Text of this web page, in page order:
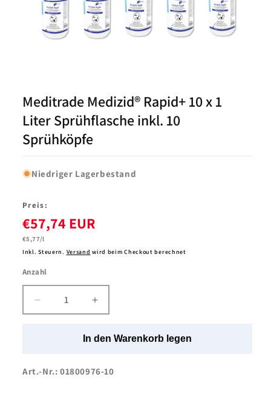
ModalMeditrade Medizid® Rapid+ 10 x 1
Liter Sprühflasche inkl. 10
Sprühköpfe
Niedriger Lagerbestand
Preis:
€57,74 EUR
Grundpreis
€5,77/l
Inkl. Steuern. Versand wird beim Checkout berechnet
Anzahl
Anzahl
Verringere
die
Medizid®
Erhöhe
die
für
Medizid®
In den Warenkorb legen
Art.-Nr.: 01800976-10